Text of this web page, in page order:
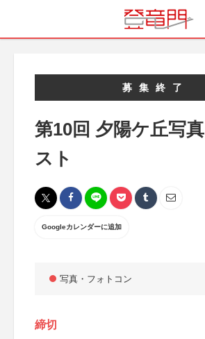
募集終了
第10回 夕陽ケ丘写
スト
Googleカレンダーに追加
写真・フォトコン
締切